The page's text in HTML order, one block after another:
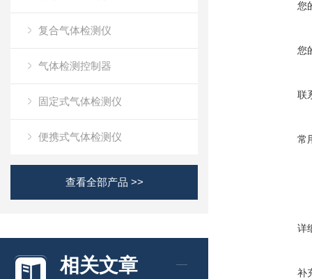
复合气体检测仪
气体检测控制器
固定式气体检测仪
便携式气体检测仪
查看全部产品 >>
相关文章
您
您
联
常
详
补